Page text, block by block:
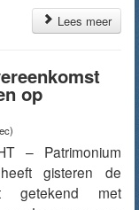
Lees meer
op
– Patrimonium
gisteren de
getekend met